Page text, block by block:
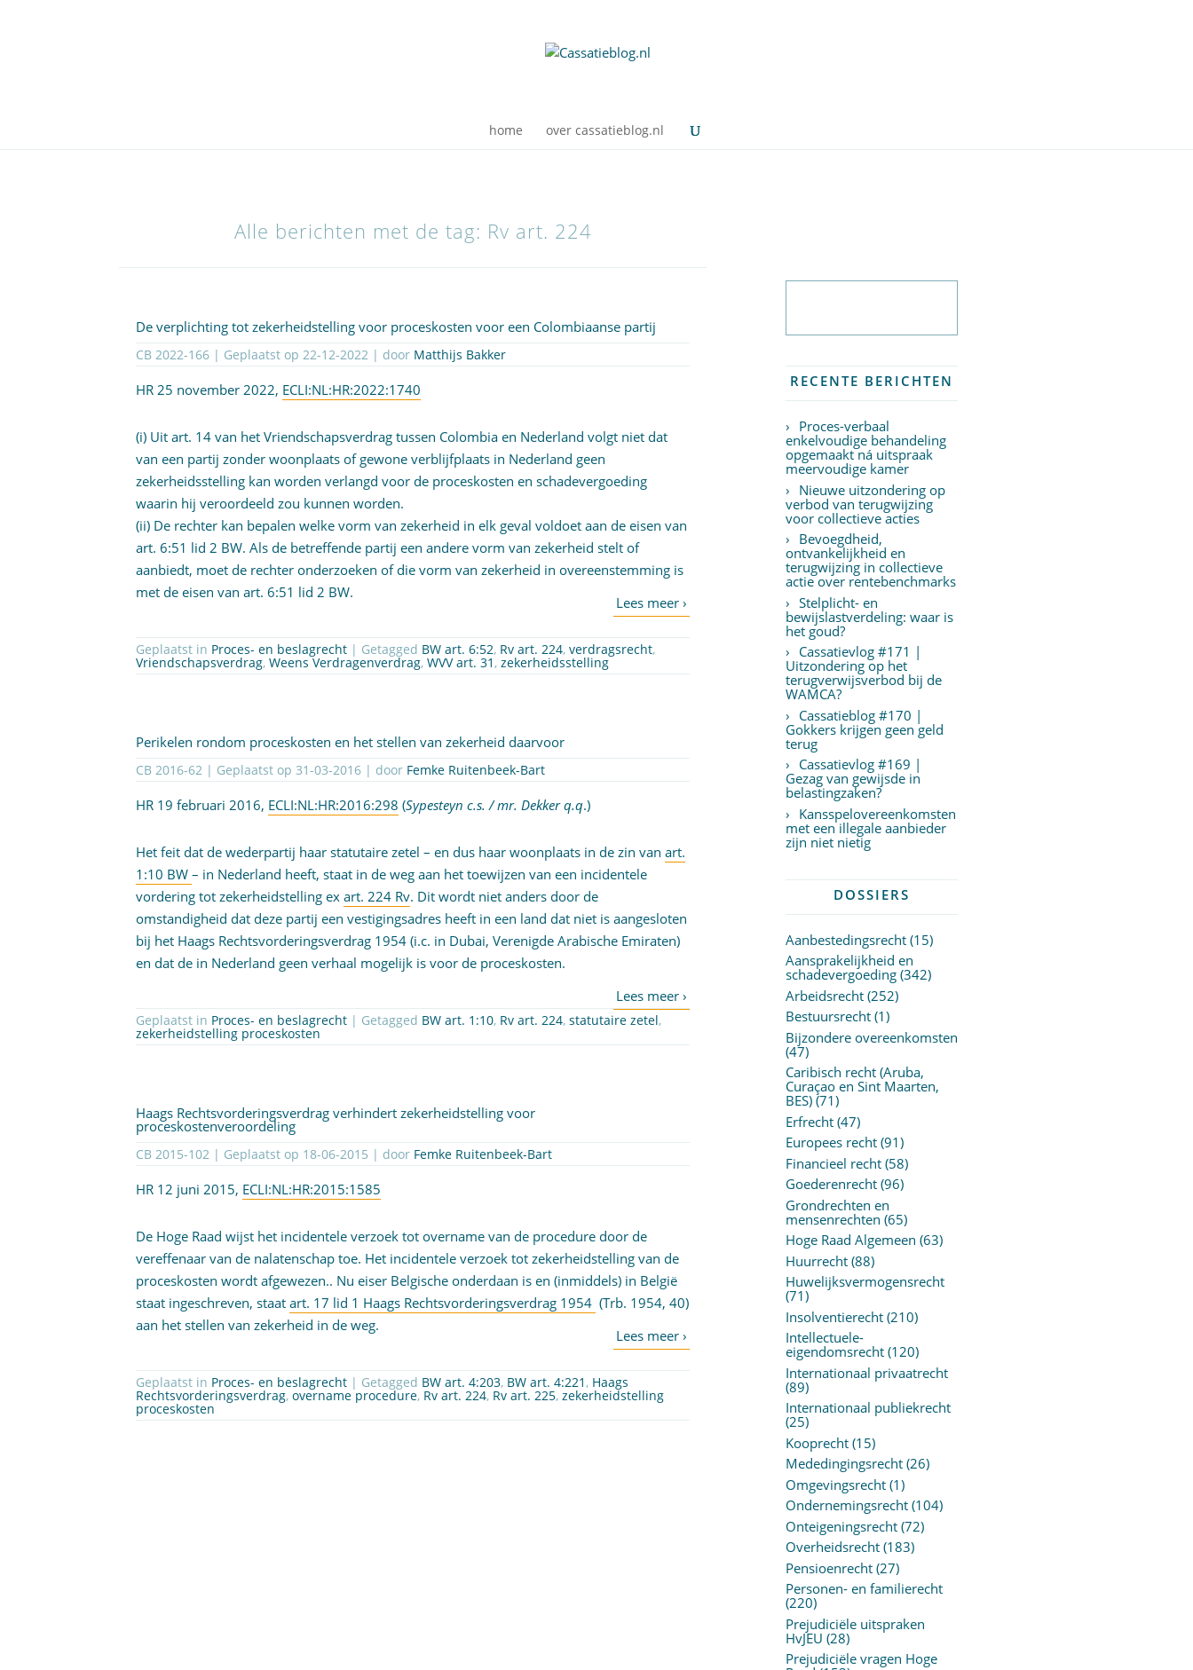
home over cassatieblog.nl
Alle berichten met de tag: Rv art. 224
De verplichting tot zekerheidstelling voor proceskosten voor een Colombiaanse partij
CB 2022-166 | Geplaatst op22-12-2022 | door Matthijs Bakker
HR 25 november 2022, ECLI:NL:HR:2022:1740
(i) Uit art. 14 van het Vriendschapsverdrag tussen Colombia en Nederland volgt niet dat
van een partij zonder woonplaats of gewone verblijfplaats in Nederland geen
zekerheidsstelling kan worden verlangd voor de proceskosten en schadevergoeding
waarin hij veroordeeld zou kunnen worden.
(ii) De rechter kan bepalen welke vorm van zekerheid in elk geval voldoet aan de eisen van
art. 6:51 lid 2 BW. Als de betreffende partij een andere vorm van zekerheid stelt of
aanbiedt, moet de rechter onderzoeken of die vorm van zekerheid in overeenstemming is
met de eisen van art. 6:51 lid 2 BW.
Geplaatst in Proces- en beslagrecht | Getagged BW art. 6:52, Rv art. 224,verdragsrecht,
Vriendschapsverdrag,Weens Verdragenverdrag,WVV art. 31 ,zekerheidsstelling
Perikelen rondom proceskosten en het stellen van zekerheid daarvoor
CB 2016-62 | Geplaatst op31-03-2016 | door Femke Ruitenbeek-Bart
HR 19 februari 2016, ECLI:NL:HR:2016:298 (Sypesteyn c.s. / mr. Dekker q.q.)
Het feit dat de wederpartij haar statutaire zetel – en dus haar woonplaats in de zin vanart.
1:10 BW– in Nederland heeft, staat in de weg aan het toewijzen van een incidentele
vordering tot zekerheidstelling exart. 224 Rv. Dit wordt niet anders door de
omstandigheid dat deze partij een vestigingsadres heeft in een land dat niet is aangesloten
bij het Haags Rechtsvorderingsverdrag 1954 (i.c. in Dubai, Verenigde Arabische Emiraten)
en dat de in Nederland geen verhaal mogelijk is voor de proceskosten.
Geplaatst in Proces- en beslagrecht | Getagged BW art. 1:10, Rv art. 224,statutaire zetel,
zekerheidstelling proceskosten
Haags Rechtsvorderingsverdrag verhindert zekerheidstelling voor
proceskostenveroordeling
CB 2015-102 | Geplaatst op 18-06-2015 | door Femke Ruitenbeek-Bart
HR 12 juni 2015, ECLI:NL:HR:2015:1585
De Hoge Raad wijst het incidentele verzoek tot overname van de procedure door de
vereffenaar van de nalatenschap toe. Het incidentele verzoek tot zekerheidstelling van de
proceskosten wordt afgewezen.. Nu eiser Belgische onderdaan is en (inmiddels) in België
staat ingeschreven, staatart. 17 lid 1 Haags Rechtsvorderingsverdrag 1954 (Trb. 1954, 40)
aan het stellen van zekerheid in de weg.
Geplaatst in Proces- en beslagrecht | Getagged BW art. 4:203, BW art. 4:221 , Haags
Rechtsvorderingsverdrag,overname procedure, Rv art. 224, Rv art. 225,zekerheidstelling
proceskosten
RECENTE BERICHTEN
Proces-verbaal
enkelvoudige behandeling
opgemaakt ná uitspraak
meervoudige kamer
Nieuwe uitzondering op
verbod van terugwijzing
voor collectieve acties
Bevoegdheid,
ontvankelijkheid en
terugwijzing in collectieve
actie over rentebenchmarks
Stelplicht- en
bewijslastverdeling: waar is
het goud?
Cassatievlog #171 |
Uitzondering op het
terugverwijsverbod bij de
WAMCA?
Cassatieblog #170 |
Gokkers krijgen geen geld
terug
Cassatievlog #169 |
Gezag van gewijsde in
belastingzaken?
Kansspelovereenkomsten
met een illegale aanbieder
zijn niet nietig
DOSSIERS
Aanbestedingsrecht(15)
Aansprakelijkheid en
schadevergoeding(342)
Arbeidsrecht(252)
Bestuursrecht(1)
Bijzondere overeenkomsten
(47)
Caribisch recht (Aruba,
Curaçao en Sint Maarten,
BES)(71)
Erfrecht(47)
Europees recht(91)
Financieel recht(58)
Goederenrecht(96)
Grondrechten en
mensenrechten (65)
Hoge Raad Algemeen (63)
Huurrecht(88)
Huwelijksvermogensrecht
(71)
Insolventierecht(210)
Intellectuele-
eigendomsrecht(120)
Internationaal privaatrecht
(89)
Internationaal publiekrecht
(25)
Kooprecht(15)
Mededingingsrecht(26)
Omgevingsrecht(1)
Ondernemingsrecht(104)
Onteigeningsrecht(72)
Overheidsrecht(183)
Pensioenrecht(27)
Personen- en familierecht
(220)
Prejudiciële uitspraken
HvJEU (28)
Prejudiciële vragen Hoge